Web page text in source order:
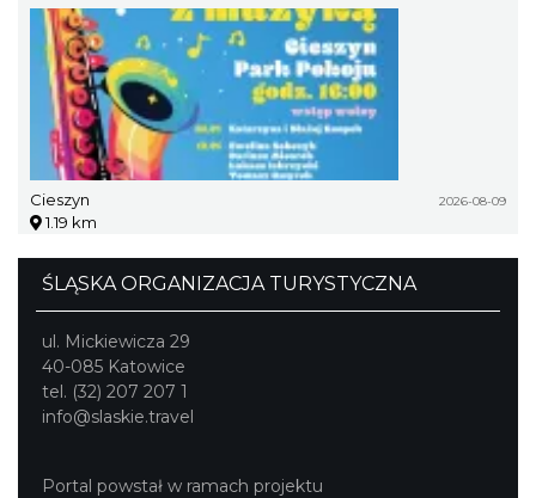
Cieszyn 2026-08-09
1.19 km
ŚLĄSKA ORGANIZACJA TURYSTYCZNA
ul. Mickiewicza 29
40-085 Katowice
tel. (32) 207 207 1
info@slaskie.travel
Portal powstał w ramach projektu